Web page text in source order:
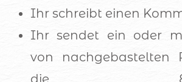
Ihr schreibt einen
Ihr sendet ein oder
von nachgebastelten
die